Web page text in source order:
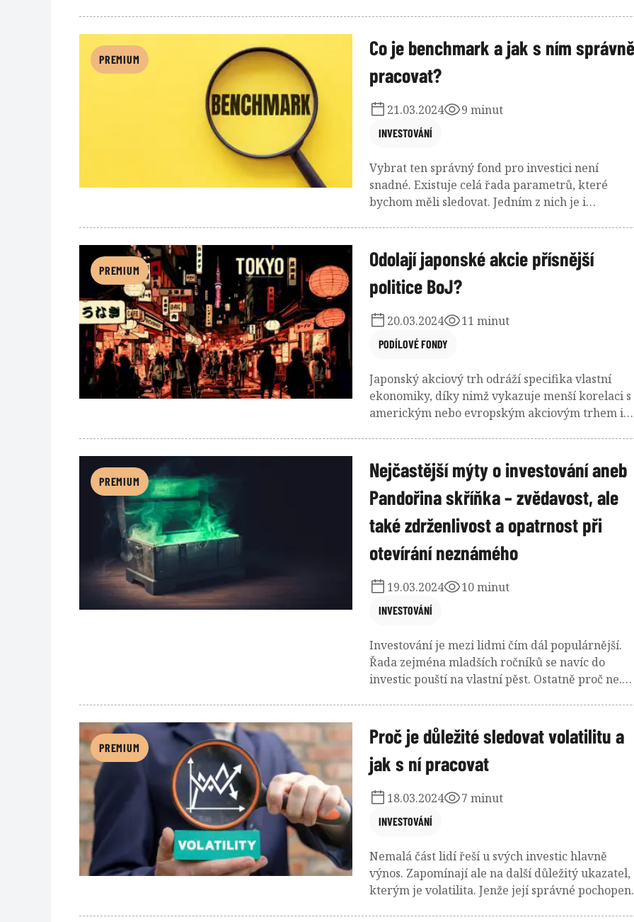
PREMIUM
Co je benchmark a jak s ním správně
pracovat?
INVESTOVÁNÍ
21.03.2024 9 minut
Vybrat ten správný fond pro investici není
snadné. Existuje celá řada parametrů, které
bychom měli sledovat. Jedním z nich je i
PREMIUM
Odolají japonské akcie přísnější
politice BoJ?
PODÍLOVÉ FONDY
20.03.2024 11 minut
Japonský akciový trh odráží specifika vlastní
ekonomiky, díky nimž vykazuje menší korelaci s
americkým nebo evropským akciovým trhem i
akcie vyšvihly na nové rekordy a nyní je
zda jim euforie vydrží i při ústupu Bank of Japan
od ultra uvolněné měnové politiky. Investor má
dispozici široký výběr fondů a ETF.
PREMIUM
Nejčastější mýty o investování aneb
Pandořina skříňka – zvědavost, ale
také zdrženlivost a opatrnost při
otevírání neznámého
INVESTOVÁNÍ
19.03.2024 10 minut
Investování je mezi lidmi čím dál populárnější.
Řada zejména mladších ročníků se navíc do
investic pouští na vlastní pěst. Ostatně proč ne.
nepříjemné procitnutí.
PREMIUM
Proč je důležité sledovat volatilitu a
jak s ní pracovat
INVESTOVÁNÍ
18.03.2024 7 minut
Nemalá část lidí řeší u svých investic hlavně
výnos. Zapomínají ale na další důležitý ukazatel,
kterým je volatilita. Jenže její správné pochopení